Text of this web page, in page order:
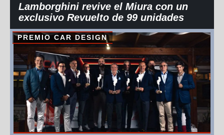
Lamborghini revive el Miura con un
exclusivo Revuelto de 99 unidades
PREMIO CAR DESIGN